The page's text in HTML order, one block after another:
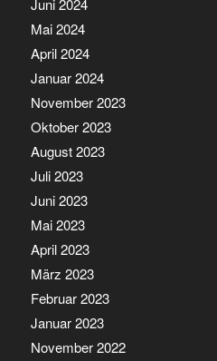
Juni 2024
Mai 2024
April 2024
Januar 2024
November 2023
Oktober 2023
August 2023
Juli 2023
Juni 2023
Mai 2023
April 2023
März 2023
Februar 2023
Januar 2023
November 2022